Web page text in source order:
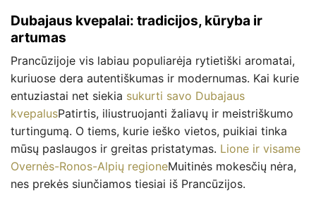
Dubajaus kvepalai: tradicijos, kūryba ir
artumas
Prancūzijoje vis labiau populiarėja rytietiški aromatai,
kuriuose dera autentiškumas ir modernumas. Kai kurie
entuziastai net siekia sukurti savo Dubajaus
kvepalusPatirtis, iliustruojanti žaliavų ir meistriškumo
turtingumą. O tiems, kurie ieško vietos, puikiai tinka
mūsų paslaugos ir greitas pristatymas. Lione ir visame
Overnės-Ronos-Alpių regioneMuitinės mokesčių nėra,
nes prekės siunčiamos tiesiai iš Prancūzijos.